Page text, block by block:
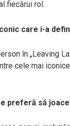
fiecărui rol.
care i-a
în „Leaving
cele mai
preferă să